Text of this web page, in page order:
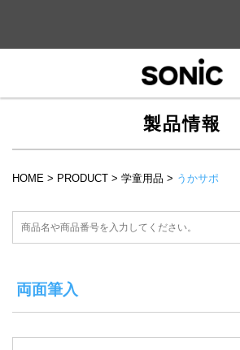
製品情報
HOME > PRODUCT > 学童用品 > うかサポ
両面筆入